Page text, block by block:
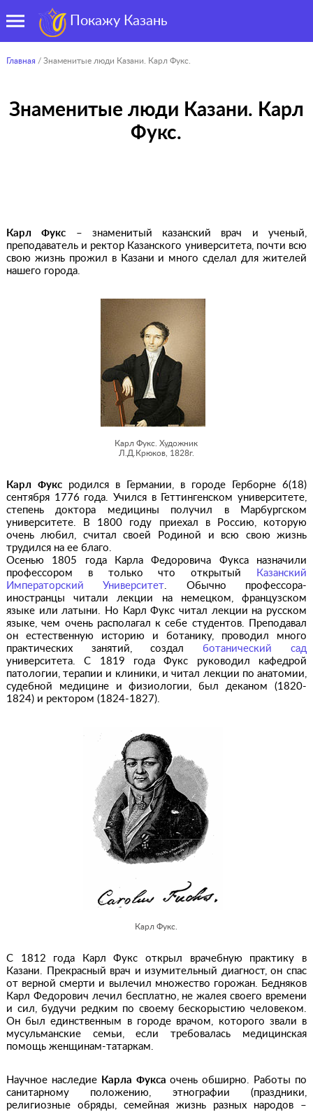
Покажу Казань
Главная / Знаменитые люди Казани. Карл Фукс.
Знаменитые люди Казани. Карл
Фукс.
Карл Фукс – знаменитый казанский врач и ученый,
преподаватель и ректор Казанского университета, почти всю
свою жизнь прожил в Казани и много сделал для жителей
нашего города.
Карл Фукс. Художник
Л.Д.Крюков, 1828г.
Карл Фуксродился в Германии, в городе Герборне 6(18)
сентября 1776 года. Учился в Геттингенском университете,
степень доктора медицины получил в Mарбургском
университете. В 1800 году приехал в Россию, которую
очень любил, считал своей Родиной и всю свою жизнь
трудился на ее благо.
Осенью 1805 года Карла Федоровича Фукса назначили
профессором в только что открытый
Казанский
Императорский Университет. Обычно профессора-
иностранцы читали лекции на немецком, французском
языке или латыни. Но Карл Фукс читал лекции на русском
языке, чем очень располагал к себе студентов. Преподавал
он естественную историю и ботанику, проводил много
практических занятий, создалботанический сад
университета. С 1819 года Фукс руководил кафедрой
патологии, терапии и клиники, и читал лекции по анатомии,
судебной медицине и физиологии, был деканом (1820-
1824) и ректором (1824-1827).
Карл Фукс.
С 1812 года Карл Фукс открыл врачебную практику в
Казани. Прекрасный врач и изумительный диагност, он спас
от верной смерти и вылечил множество горожан. Бедняков
Карл Федорович лечил бесплатно, не жалея своего времени
и сил, будучи редким по своему бескорыстию человеком.
Он был единственным в городе врачом, которого звали в
мусульманские семьи, если требовалась медицинская
помощь женщинам-татаркам.
Научное наследие Карла Фукса очень обширно. Работы по
санитарному положению, этнографии (праздники,
религиозные обряды, семейная жизнь разных народов –